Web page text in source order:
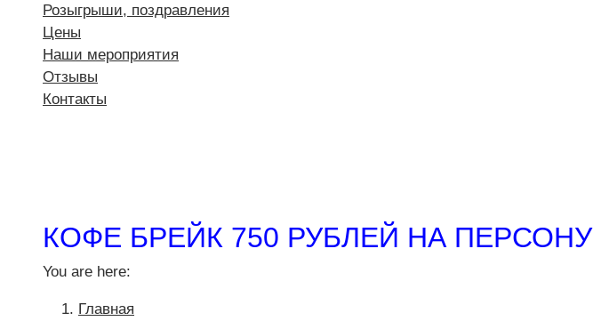
Розыгрыши, поздравления
Цены
Наши мероприятия
Отзывы
Контакты
КОФЕ БРЕЙК 750 РУБЛЕЙ НА ПЕРСОНУ
You are here:
Главная